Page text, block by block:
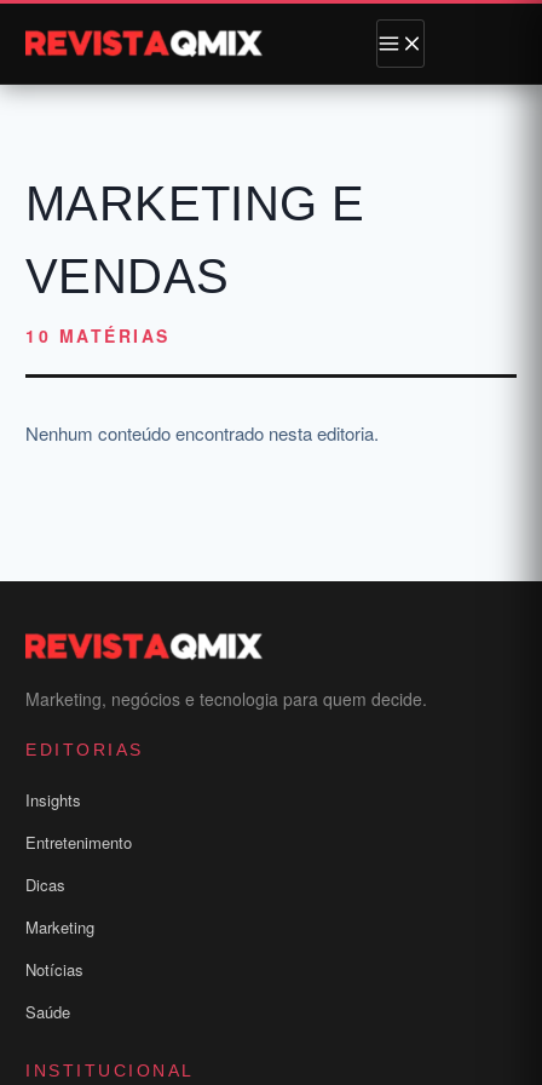
MARKETING E
VENDAS
10 MATÉRIAS
Nenhum conteúdo encontrado nesta editoria.
Marketing, negócios e tecnologia para quem decide.
EDITORIAS
Insights
Entretenimento
Dicas
Marketing
Notícias
Saúde
INSTITUCIONAL